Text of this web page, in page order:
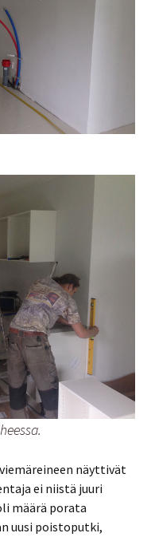
näyttivät
ei niistä juuri
määrä porata
uusi poistoputki,